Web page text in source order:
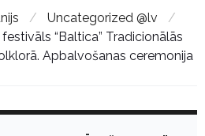
/ Uncategorized @lv
/
“Baltica” Tradicionālās
Apbalvošanas ceremonija